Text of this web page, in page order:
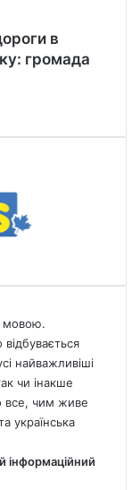
в
громада
мовою.
найважливіші
чи інакше
все, чим живе
українська
інформаційний